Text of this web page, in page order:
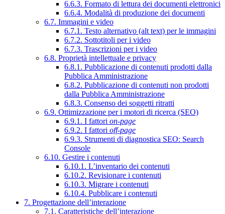
6.6.3. Formato di lettura dei documenti elettronici
6.6.4. Modalità di produzione dei documenti
6.7. Immagini e video
6.7.1. Testo alternativo (alt text) per le immagini
6.7.2. Sottotitoli per i video
6.7.3. Trascrizioni per i video
6.8. Proprietà intellettuale e privacy
6.8.1. Pubblicazione di contenuti prodotti dalla
Pubblica Amministrazione
6.8.2. Pubblicazione di contenuti non prodotti
dalla Pubblica Amministrazione
6.8.3. Consenso dei soggetti ritratti
6.9. Ottimizzazione per i motori di ricerca (SEO)
6.9.1. I fattori on-page
6.9.2. I fattori off-page
6.9.3. Strumenti di diagnostica SEO: Search
Console
6.10. Gestire i contenuti
6.10.1. L’inventario dei contenuti
6.10.2. Revisionare i contenuti
6.10.3. Migrare i contenuti
6.10.4. Pubblicare i contenuti
7. Progettazione dell’interazione
7.1. Caratteristiche dell’interazione